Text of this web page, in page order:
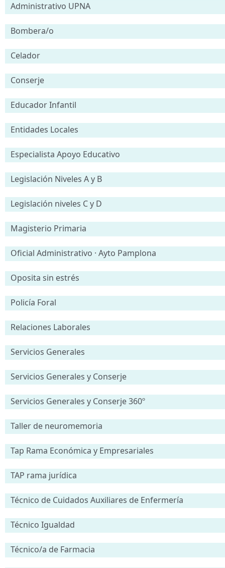
Administrativo UPNA
Bombera/o
Celador
Conserje
Educador Infantil
Entidades Locales
Especialista Apoyo Educativo
Legislación Niveles A y B
Legislación niveles C y D
Magisterio Primaria
Oficial Administrativo · Ayto Pamplona
Oposita sin estrés
Policía Foral
Relaciones Laborales
Servicios Generales
Servicios Generales y Conserje
Servicios Generales y Conserje 360º
Taller de neuromemoria
Tap Rama Económica y Empresariales
TAP rama jurídica
Técnico de Cuidados Auxiliares de Enfermería
Técnico Igualdad
Técnico/a de Farmacia